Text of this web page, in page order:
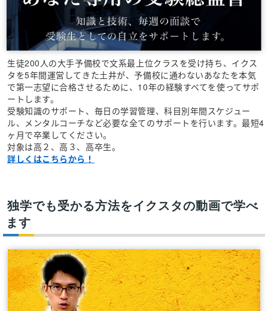
生徒200人の大手予備校で文系最上位クラスを受け持ち、イクス
タを5年間運営してきた土井が、予備校に通わないあなたを本気
で第一志望に合格させるために、10年の経験すべてを使ってサポ
ートします。
受験知識のサポート、毎日の学習管理、科目別年間スケジュー
ル、メンタルコーチなど必要な全てのサポートを行います。最短4
ヶ月で卒業してください。
対象は高２、高３、高卒生。
詳しくはこちらから！
独学でも受かる方法をイクスタの動画で学べ
ます